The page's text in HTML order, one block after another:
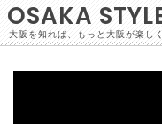
OSAKA
大阪を知れば、もっと大阪が楽し